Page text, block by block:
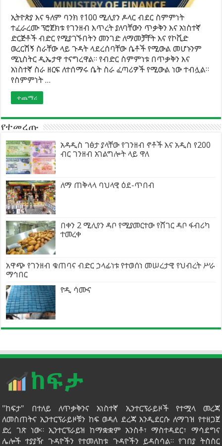
ኢትዮጵያ እና ዓለም ባንክ የ100 ሚሊየን ዶላር ብደር ስምምነት
ተፈራረሙ ፕሮጀክቱ የገንዘብ እጥረት ያለባቸውን ጥቃቅን እና አነስተኛ
ድርጅቶች ብድር የሚያገኙበትን መንገድ ለማመቻቸት እና የኮቪድ
ወረርሽኝ ስራቸው ላይ ጉዳት ላደረሰባቸው ሴቶች የሚውል መሆኑንም
ሚኒስትር ዲኤታዋ ተናግረዋል። የብድር ስምምነቱ በጥቃቅን እና
አነስተኛ ስራ ዘርፍ ለተሰማሩ ሴት ስራ ፈጣሪዎች የሚውል ነው ተብሏል።
የስምምነት …
ተጨማሪ
የተመረጡ
አዳዲስ ገፅታ ያላቸው የገንዘብ ኖቶች እና አዲስ የ200
ብር ገንዘብ አገልግሎት ላይ ዋለ
ለማ ጠቅላላ ባህላዊ ዕደ-ጥበብ
በቀን 2 ሚሊየን ዳቦ የሚያመርተው የሸገር ዳቦ ፋብሪካ
ተመረቀ
አዋጭ የገንዘብ ቁጠባና ብድር ኃላፊነቱ የተወሰነ መሠረታዊ የህብረት ሥራ
ማኅበር
ዮዲ ሳሙና
"ከፍታ" በተለይ ለጥቃቅንና አነስተኛ ኢንተርፕራይዞች የተሟላ መረጃ
ለመስጠትና ኢንተርፕራይዞቹን ከፍ ወዳለ ደረጃ እንዲደርሱ ለማገዝ የተዘጋጀ
ድረ ገጽ ነው። ኢንተርፕራይዝ ከማቋቋም አንስቶ፣ ማስተዳደር፣ ማሳደግና
ሌሎች ተያያዥ ጉዳዮችን የተመለከቱ ጉዳዮችን ይዳስሳል። የገበያ ትስስር